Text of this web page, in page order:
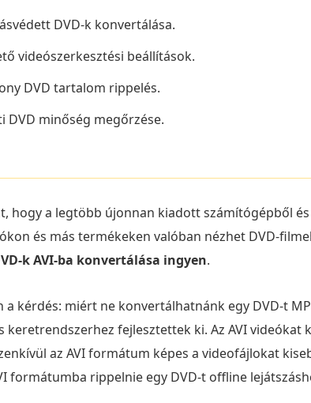
DVD-k konvertálása.
videószerkesztési beállítások.
DVD tartalom rippelés.
DVD minőség megőrzése.
hogy a legtöbb újonnan kiadott számítógépből
és más termékeken valóban nézhet DVD-
k AVI-ba konvertálása ingyen.
kérdés: miért ne konvertálhatnánk egy DVD-t
keretrendszerhez fejlesztettek ki. Az AVI
az AVI formátum képes a videofájlokat
formátumba rippelnie egy DVD-t offline